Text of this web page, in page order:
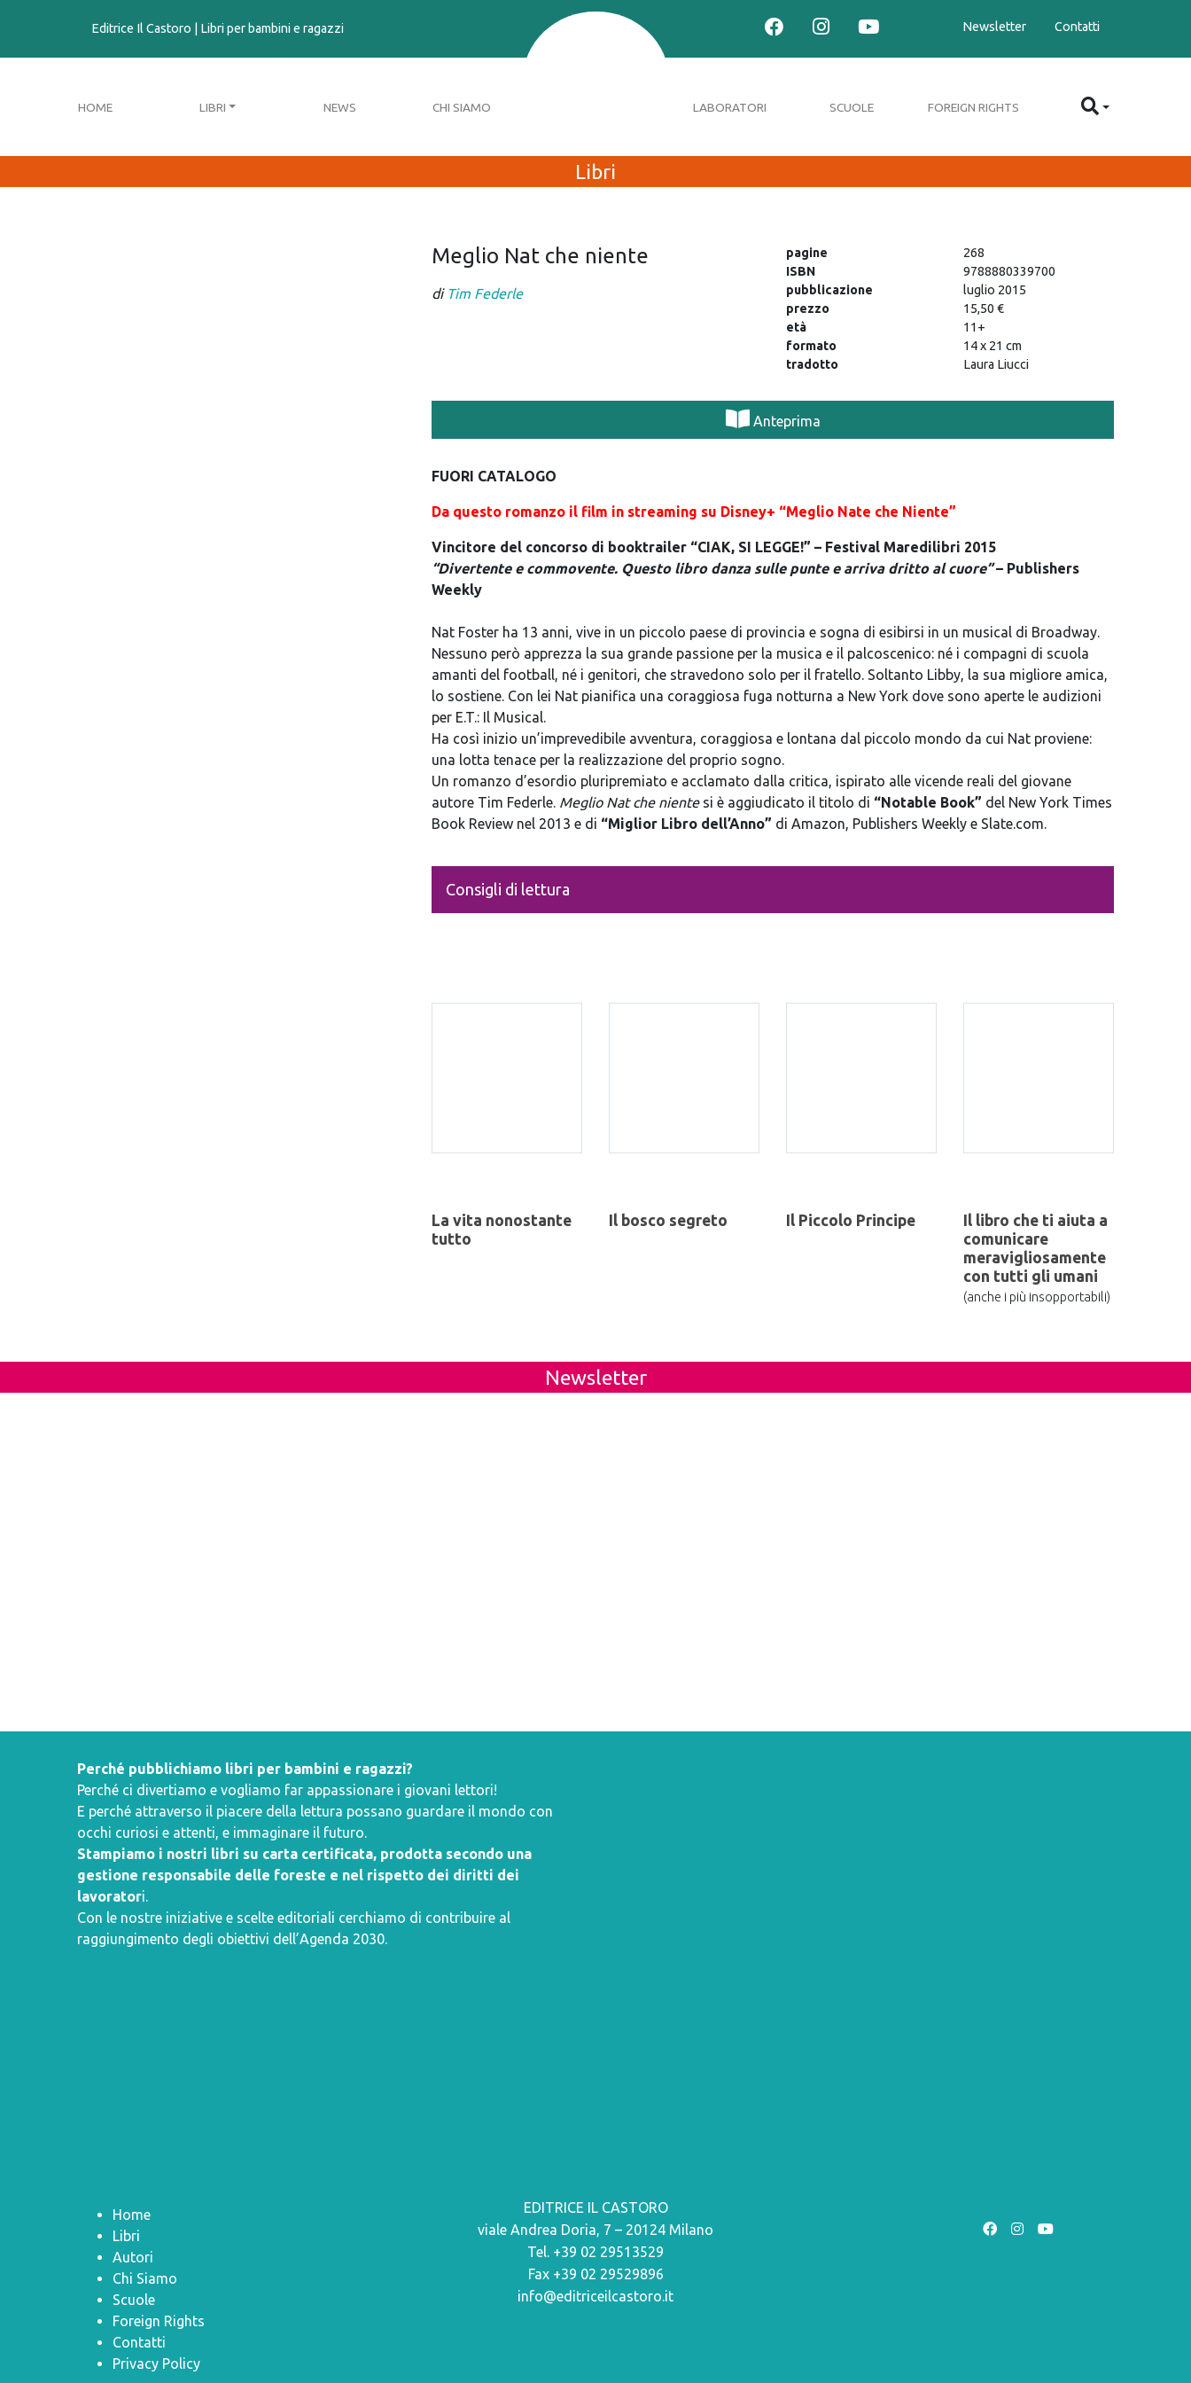
Editrice Il Castoro | Libri per bambini e ragazzi Newsletter Contatti
HOME LIBRI NEWS CHI SIAMO LABORATORI SCUOLE FOREIGN RIGHTS
Libri
Meglio Nat che niente
di Tim Federle
pagine
268
ISBN
9788880339700
pubblicazione
luglio 2015
prezzo
15,50 €
età
11+
formato
14 x 21 cm
tradotto
Laura Liucci
Anteprima
FUORI CATALOGO
Da questo romanzo il film in streaming su Disney+ “Meglio Nate che Niente”
Vincitore del concorso di booktrailer “CIAK, SI LEGGE!” – Festival Maredilibri 2015
“Divertente e commovente. Questo libro danza sulle punte e arriva dritto al cuore”– Publishers
Weekly
Nat Foster ha 13 anni, vive in un piccolo paese di provincia e sogna di esibirsi in un musical di Broadway.
Nessuno però apprezza la sua grande passione per la musica e il palcoscenico: né i compagni di scuola
amanti del football, né i genitori, che stravedono solo per il fratello. Soltanto Libby, la sua migliore amica,
lo sostiene. Con lei Nat pianifica una coraggiosa fuga notturna a New York dove sono aperte le audizioni
per E.T.: Il Musical.
Ha così inizio un’imprevedibile avventura, coraggiosa e lontana dal piccolo mondo da cui Nat proviene:
una lotta tenace per la realizzazione del proprio sogno.
Un romanzo d’esordio pluripremiato e acclamato dalla critica, ispirato alle vicende reali del giovane
autore Tim Federle. Meglio Nat che nientesi è aggiudicato il titolo di “Notable Book” del New York Times
Book Review nel 2013 e di “Miglior Libro dell’Anno” di Amazon, Publishers Weekly e Slate.com.
Consigli di lettura
La vita nonostante
tutto
Il bosco segreto Il Piccolo Principe
Il libro che ti aiuta a
comunicare
meravigliosamente
con tutti gli umani
(anche i più insopportabili)
Newsletter
Perché pubblichiamo libri per bambini e ragazzi?
Perché ci divertiamo e vogliamo far appassionare i giovani lettori!
E perché attraverso il piacere della lettura possano guardare il mondo con
occhi curiosi e attenti, e immaginare il futuro.
Stampiamo i nostri libri su carta certificata, prodotta secondo una
gestione responsabile delle foreste e nel rispetto dei diritti dei
lavoratori.
Con le nostre iniziative e scelte editoriali cerchiamo di contribuire al
raggiungimento degli obiettivi dell’Agenda 2030.
Home
Libri
Autori
Chi Siamo
Scuole
Foreign Rights
Contatti
Privacy Policy
EDITRICE IL CASTORO
viale Andrea Doria, 7 – 20124 Milano
Tel. +39 02 29513529
Fax +39 02 29529896
info@editriceilcastoro.it